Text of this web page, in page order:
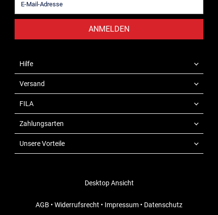
ANMELDEN
Hilfe
Versand
FILA
Zahlungsarten
Unsere Vorteile
Desktop Ansicht
AGB • Widerrufsrecht • Impressum • Datenschutz